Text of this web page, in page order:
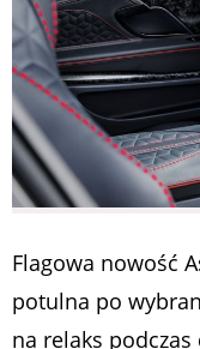
Flagowa nowość
potulna po
na relaks